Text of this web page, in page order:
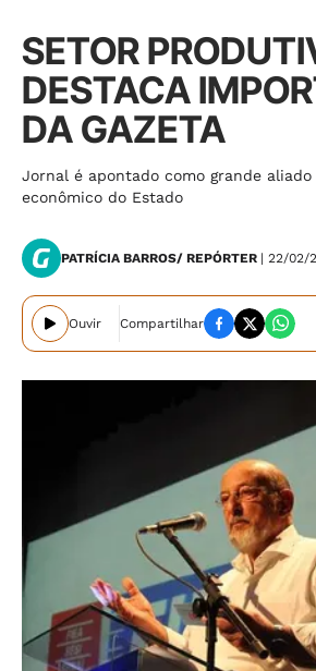
SETOR
DESTACA
DA GAZETA
Jornal é apontado como grande
econômico do Estado
PATRÍCIA BARROS/ REPÓRTER | 22/02/
Ouvir Compartilhar